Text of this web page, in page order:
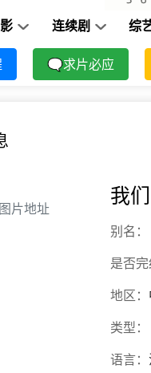
连续剧 综
🗨求片必应
片地址
我
别名：
是否
地区：
类型：
语言：